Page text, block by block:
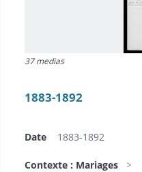
37 medias
1883-1892
Date 1883-1892
Contexte : Mariages